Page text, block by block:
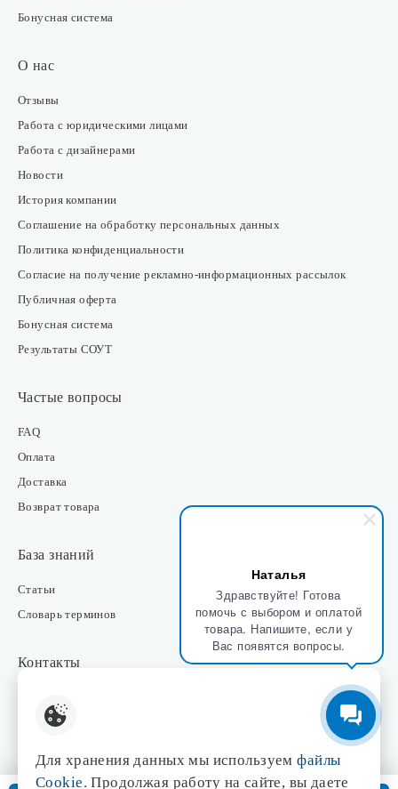
Наталья
Здравствуйте! Готова
помочь с выбором и оплатой
товара. Напишите, если у
Вас появятся вопросы.
Бонусная система
О нас
Отзывы
Работа с юридическими лицами
Работа с дизайнерами
Новости
История компании
Соглашение на обработку персональных данных
Политика конфиденциальности
Согласие на получение рекламно-информационных рассылок
Публичная оферта
Бонусная система
Результаты СОУТ
Частые вопросы
FAQ
Оплата
Доставка
Возврат товара
База знаний
Статьи
Словарь терминов
Контакты
Интернет-магазин
Отдел маркетинга
Для хранения данных мы используемфайлы
Cookie. Продолжая работу на сайте, вы даете